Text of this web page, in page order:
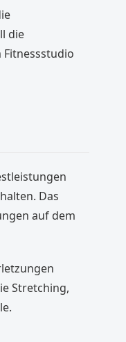
die
Das
auf dem
Stretching,